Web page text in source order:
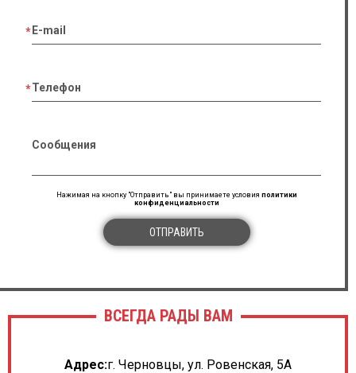
E-mail
Телефон
Сообщения
Нажимая на кнопку "Отправить" вы принимаете условия политики
конфиденциальности
ОТПРАВИТЬ
ВСЕГДА РАДЫ ВАМ
Адрес:г. Черновцы, ул. Ровенская, 5А